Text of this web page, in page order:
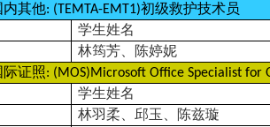
内其他: (TEMTA-EMT1)初级救护技术员
学生姓名
林筠芳、陈婷妮
证照: (MOS)Microsoft Office Specialist for
学生姓名
林羽柔、邱玉、陈兹璇